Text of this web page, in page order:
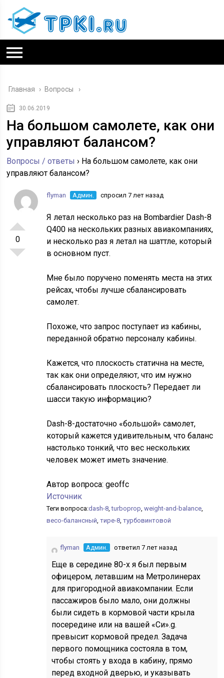
Главная › Вопросы
30.06.2019
На большом самолете, как они
управляют балансом?
Вопросы / ответы › На большом самолете, как они
управляют балансом?
0
flyman Админ. спросил 7 лет назад
Я летал несколько раз на Bombardier Dash-8
Q400 на нескольких разных авиакомпаниях,
и несколько раз я летал на шаттле, который
в основном пуст.
Мне было поручено поменять места на этих
рейсах, чтобы лучше сбалансировать
самолет.
Похоже, что запрос поступает из кабины,
переданной обратно персоналу кабины.
Кажется, что плоскость статична на месте,
так как они определяют, что им нужно
сбалансировать плоскость? Передает ли
шасси такую информацию?
Dash-8-достаточно «большой» самолет,
который кажется удивительным, что баланс
настолько тонкий, что вес нескольких
человек может иметь значение.
Автор вопроса:geoffc
Источник
Теги вопроса:dash-8,turboprop,weight-and-balance,
весо-балансный,тире-8,турбовинтовой
flyman Админ. ответил 7 лет назад
Еще в середине 80-х я был первым
офицером, летавшим на Метролинерах
для пригородной авиакомпании. Если
пассажиров было мало, они должны
были сидеть в кормовой части крыла
посередине или на вашей «Си».g.
превысит кормовой предел. Задача
первого помощника состояла в том,
чтобы стоять у входа в кабину, прямо
перед входной дверью, и указывать